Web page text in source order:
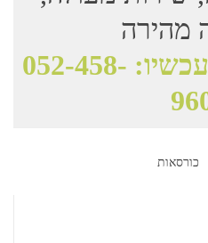
מהירה
052-458-
כורסאות